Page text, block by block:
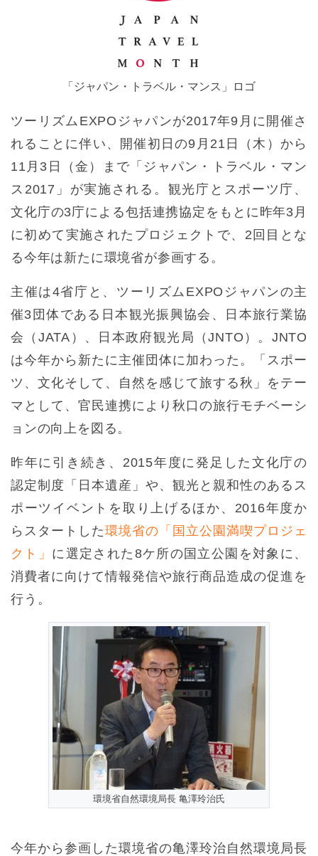
「ジャパン・トラベル・マンス」ロゴ
ツーリズムEXPOジャパンが2017年9月に開催さ
れることに伴い、開催初日の9月21日（木）から
11月3日（金）まで「ジャパン・トラベル・マン
ス2017」が実施される。観光庁とスポーツ庁、
文化庁の3庁による包括連携協定をもとに昨年3月
に初めて実施されたプロジェクトで、2回目とな
る今年は新たに環境省が参画する。
主催は4省庁と、ツーリズムEXPOジャパンの主
催3団体である日本観光振興協会、日本旅行業協
会（JATA）、日本政府観光局（JNTO）。JNTO
は今年から新たに主催団体に加わった。「スポー
ツ、文化そして、自然を感じて旅する秋」をテー
マとして、官民連携により秋口の旅行モチベーシ
ョンの向上を図る。
昨年に引き続き、2015年度に発足した文化庁の
認定制度「日本遺産」や、観光と親和性のあるス
ポーツイベントを取り上げるほか、2016年度か
らスタートした環境省の「国立公園満喫プロジェ
クト」 に選定された8ケ所の国立公園を対象に、
消費者に向けて情報発信や旅行商品造成の促進を
行う。
環境省自然環境局長 亀澤玲治氏
今年から参画した環境省の亀澤玲治自然環境局長